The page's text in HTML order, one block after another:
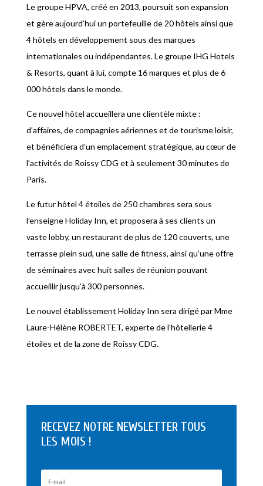
Le groupe HPVA, créé en 2013, poursuit son expansion
et gère aujourd’hui un portefeuille de 20 hôtels ainsi que
4 hôtels en développement sous des marques
internationales ou indépendantes. Le groupe IHG Hotels
& Resorts, quant à lui, compte 16 marques et plus de 6
000 hôtels dans le monde.
Ce nouvel hôtel accueillera une clientèle mixte :
d’affaires, de compagnies aériennes et de tourisme loisir,
et bénéficiera d’un emplacement stratégique, au cœur de
l’activités de Roissy CDG et à seulement 30 minutes de
Paris.
Le futur hôtel 4 étoiles de 250 chambres sera sous
l’enseigne Holiday Inn, et proposera à ses clients un
vaste lobby, un restaurant de plus de 120 couverts, une
terrasse plein sud, une salle de fitness, ainsi qu’une offre
de séminaires avec huit salles de réunion pouvant
accueillir jusqu’à 300 personnes.
Le nouvel établissement Holiday Inn sera dirigé par Mme
Laure-Hélène ROBERTET, experte de l’hôtellerie 4
étoiles et de la zone de Roissy CDG.
RECEVEZ NOTRE NEWSLETTER TOUS
LES MOIS !